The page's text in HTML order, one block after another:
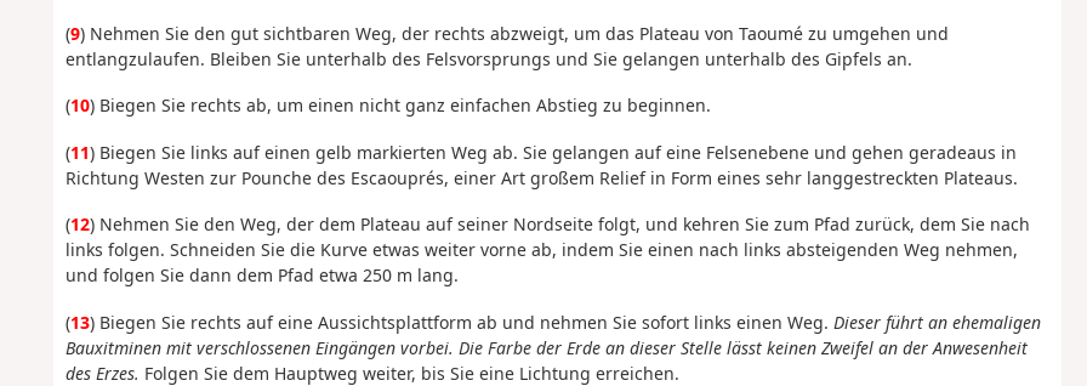
(9) Nehmen Sie den gut sichtbaren Weg, der rechts abzweigt, um das Plateau von Taoumé zu umgehen und
entlangzulaufen. Bleiben Sie unterhalb des Felsvorsprungs und Sie gelangen unterhalb des Gipfels an.
(10) Biegen Sie rechts ab, um einen nicht ganz einfachen Abstieg zu beginnen.
(11) Biegen Sie links auf einen gelb markierten Weg ab. Sie gelangen auf eine Felsenebene und gehen geradeaus in
Richtung Westen zur Pounche des Escaouprés, einer Art großem Relief in Form eines sehr langgestreckten Plateaus.
(12) Nehmen Sie den Weg, der dem Plateau auf seiner Nordseite folgt, und kehren Sie zum Pfad zurück, dem Sie nach
links folgen. Schneiden Sie die Kurve etwas weiter vorne ab, indem Sie einen nach links absteigenden Weg nehmen,
und folgen Sie dann dem Pfad etwa 250 m lang.
(13) Biegen Sie rechts auf eine Aussichtsplattform ab und nehmen Sie sofort links einen Weg. Dieser führt an ehemaligen
Bauxitminen mit verschlossenen Eingängen vorbei. Die Farbe der Erde an dieser Stelle lässt keinen Zweifel an der Anwesenheit
des Erzes. Folgen Sie dem Hauptweg weiter, bis Sie eine Lichtung erreichen.